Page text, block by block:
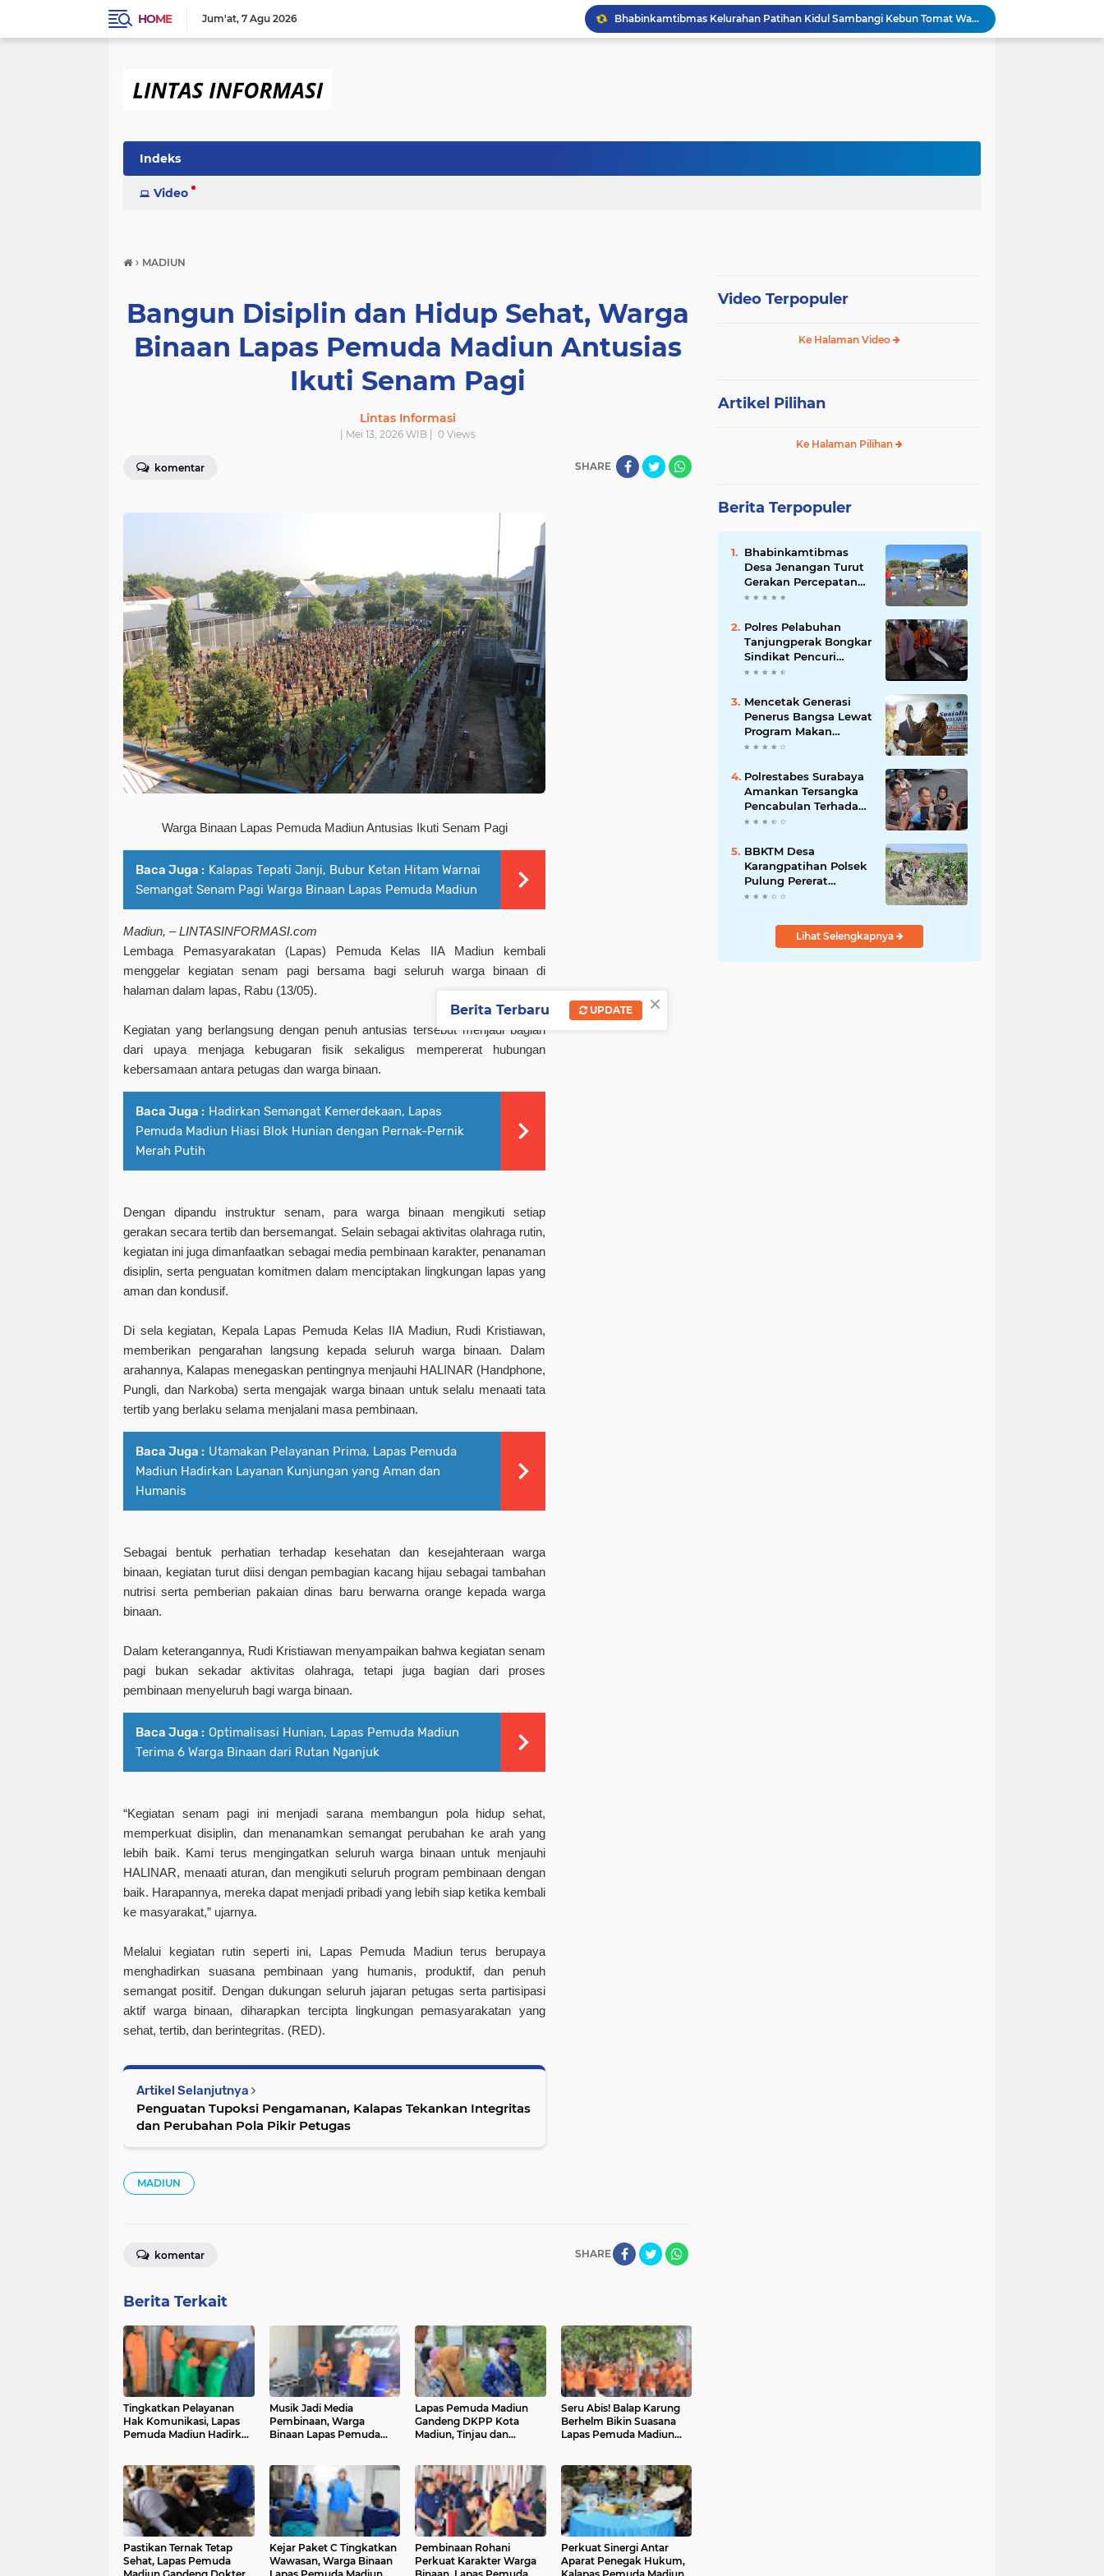
HOME Jum'at 7 Agu 2026
Bhabinkamtibmas Kelurahan Patihan Kidul Sambangi Kebun Tomat Warga, Dukung Ketahanan Pangan Nasional
Polres Blitar Kota Gelar Gerakan Pangan Murah Sambut HUT Kemerdekaan RI ke-81
Bhabinkamtibmas Desa Gundik Polsek Slahung Sambangi Lahan Padi, Perkuat Komitmen Dukung Ketahanan Pangan
Indeks
Video
› MADIUN
Bangun Disiplin dan Hidup Sehat, Warga
Binaan Lapas Pemuda Madiun Antusias
Ikuti Senam Pagi
Lintas Informasi
| Mei 13, 2026 WIB | 0Views
komentar SHARE
Warga Binaan Lapas Pemuda Madiun Antusias Ikuti Senam Pagi
Baca Juga : Kalapas Tepati Janji, Bubur Ketan Hitam Warnai
Semangat Senam Pagi Warga Binaan Lapas Pemuda Madiun
Madiun, – LINTASINFORMASI.com
Lembaga Pemasyarakatan (Lapas) Pemuda Kelas IIA Madiun kembali
menggelar kegiatan senam pagi bersama bagi seluruh warga binaan di
halaman dalam lapas, Rabu (13/05).
Kegiatan yang berlangsung dengan penuh antusias tersebut menjadi bagian
dari upaya menjaga kebugaran fisik sekaligus mempererat hubungan
kebersamaan antara petugas dan warga binaan.
Baca Juga : Hadirkan Semangat Kemerdekaan, Lapas
Pemuda Madiun Hiasi Blok Hunian dengan Pernak-Pernik
Merah Putih
Dengan dipandu instruktur senam, para warga binaan mengikuti setiap
gerakan secara tertib dan bersemangat. Selain sebagai aktivitas olahraga rutin,
kegiatan ini juga dimanfaatkan sebagai media pembinaan karakter, penanaman
disiplin, serta penguatan komitmen dalam menciptakan lingkungan lapas yang
aman dan kondusif.
Di sela kegiatan, Kepala Lapas Pemuda Kelas IIA Madiun, Rudi Kristiawan,
memberikan pengarahan langsung kepada seluruh warga binaan. Dalam
arahannya, Kalapas menegaskan pentingnya menjauhi HALINAR (Handphone,
Pungli, dan Narkoba) serta mengajak warga binaan untuk selalu menaati tata
tertib yang berlaku selama menjalani masa pembinaan.
Baca Juga : Utamakan Pelayanan Prima, Lapas Pemuda
Madiun Hadirkan Layanan Kunjungan yang Aman dan
Humanis
Sebagai bentuk perhatian terhadap kesehatan dan kesejahteraan warga
binaan, kegiatan turut diisi dengan pembagian kacang hijau sebagai tambahan
nutrisi serta pemberian pakaian dinas baru berwarna orange kepada warga
binaan.
Dalam keterangannya, Rudi Kristiawan menyampaikan bahwa kegiatan senam
pagi bukan sekadar aktivitas olahraga, tetapi juga bagian dari proses
pembinaan menyeluruh bagi warga binaan.
Baca Juga : Optimalisasi Hunian, Lapas Pemuda Madiun
Terima 6 Warga Binaan dari Rutan Nganjuk
“Kegiatan senam pagi ini menjadi sarana membangun pola hidup sehat,
memperkuat disiplin, dan menanamkan semangat perubahan ke arah yang
lebih baik. Kami terus mengingatkan seluruh warga binaan untuk menjauhi
HALINAR, menaati aturan, dan mengikuti seluruh program pembinaan dengan
baik. Harapannya, mereka dapat menjadi pribadi yang lebih siap ketika kembali
ke masyarakat,” ujarnya.
Melalui kegiatan rutin seperti ini, Lapas Pemuda Madiun terus berupaya
menghadirkan suasana pembinaan yang humanis, produktif, dan penuh
semangat positif. Dengan dukungan seluruh jajaran petugas serta partisipasi
aktif warga binaan, diharapkan tercipta lingkungan pemasyarakatan yang
sehat, tertib, dan berintegritas. (RED).
Artikel Selanjutnya
Penguatan Tupoksi Pengamanan, Kalapas Tekankan Integritas
dan Perubahan Pola Pikir Petugas
MADIUN
SHARE
komentar
Berita Terkait
Tingkatkan Pelayanan
Hak Komunikasi, Lapas
Pemuda Madiun Hadirkan
Musik Jadi Media
Pembinaan, Warga
Binaan Lapas Pemuda
Band
Lapas Pemuda Madiun
Gandeng DKPP Kota
Madiun, Tinjau dan
Seru Abis! Balap Karung
Berhelm Bikin Suasana
Lapas Pemuda Madiun
Pastikan Ternak Tetap
Sehat, Lapas Pemuda
Kejar Paket C Tingkatkan
Wawasan, Warga Binaan
Pembinaan Rohani
Perkuat Karakter Warga
Perkuat Sinergi Antar
Aparat Penegak Hukum,
Video Terpopuler
Ke Halaman Video
Artikel Pilihan
Ke Halaman Pilihan
Berita Terpopuler
Bhabinkamtibmas
Desa Jenangan Turut
Gerakan Percepatan
Tanam, Polri Siap
Pangan Kabupaten
Ponorogo
Polres Pelabuhan
Tanjungperak Bongkar
Sindikat Pencuri
Belasan Unit AC,
Diamankan
Mencetak Generasi
Penerus Bangsa Lewat
Program Makan
Bergizi Gratis
Polrestabes Surabaya
Amankan Tersangka
Pencabulan Terhadap
Tujuh Anak Dibawah
BBKTM Desa
Karangpatihan Polsek
Pulung Pererat
Silaturahmi Bersama
Kamtibmas yang
Lihat Selengkapnya
×
Berita Terbaru UPDATE